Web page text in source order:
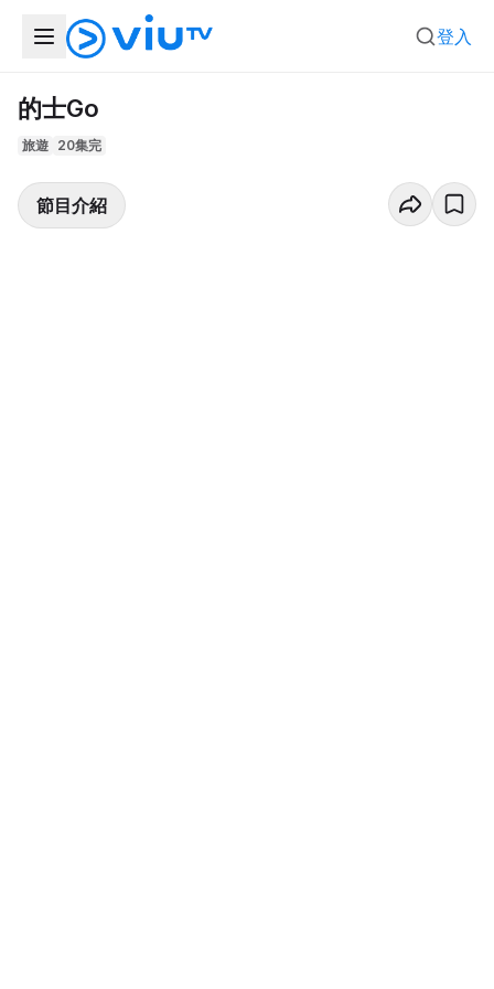
登入
的士Go
旅遊 20集完
節目介紹